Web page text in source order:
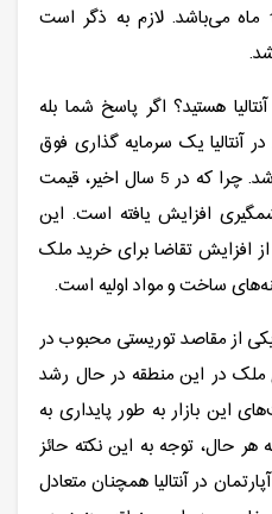
آن به صورت اقساطی برای 18 ماه می‌باشد. لازم به ذگر است
هستید؟ اگر پاسخ شما بله
آنتالیا یک سرمایه گذاری فوق
العاده با سوددهی مناسب می باشد. چرا که در 5 سال اخیر، قیمت
افزایش یافته است. این
افزایش تقاضا برای خرید ملک
ساخت و مواد اولیه است.
یکی از مقاصد توریستی محبوب در
در این منطقه در حال رشد
این بازار به طور پایداری به
حال، توجه به این نکته حائز
در آنتالیا همچنان متعادل